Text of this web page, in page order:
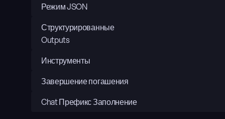
Режим JSON
Структурированные
Outputs
Инструменты
Завершение погашения
Chat Префикс Заполнение